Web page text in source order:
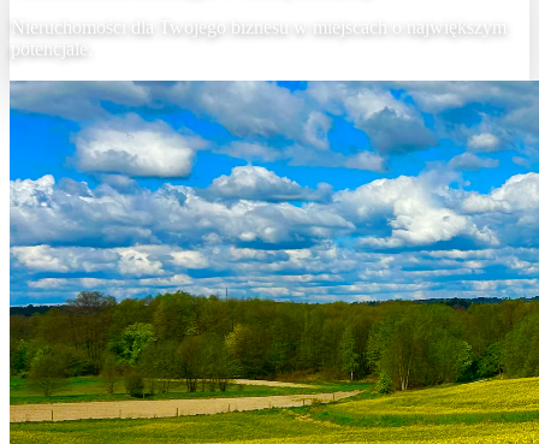
Nieruchomości dla Twojego biznesu w miejscach o największym
potencjale.